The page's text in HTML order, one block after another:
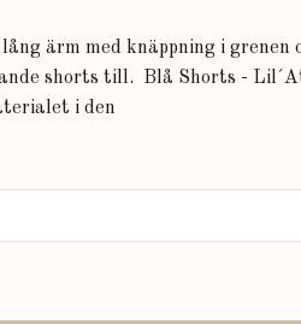
ärm med knäppning i grenen
shorts till. Blå Shorts -
i den